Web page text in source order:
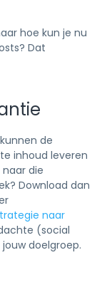
hoe kun je nu
Dat
de
inhoud leveren
naar die
Download dan
naar
(social
doelgroep.